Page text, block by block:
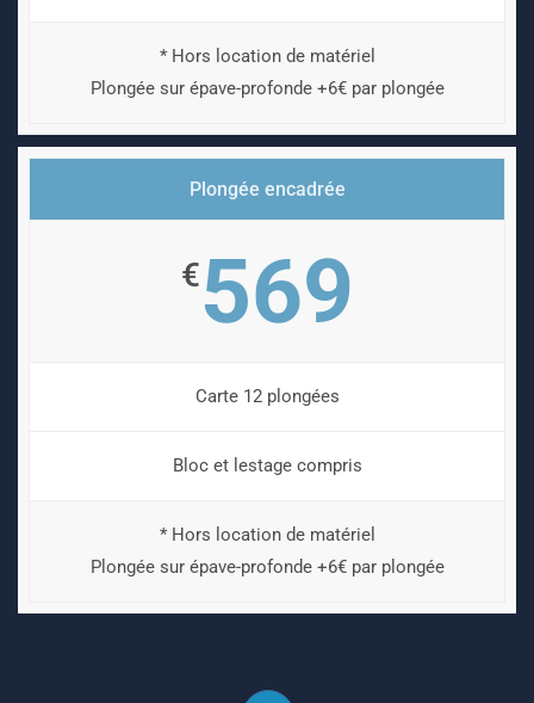
* Hors location de matériel
Plongée sur épave-profonde +6€ par plongée
Plongée encadrée
€569
Carte 12 plongées
Bloc et lestage compris
* Hors location de matériel
Plongée sur épave-profonde +6€ par plongée